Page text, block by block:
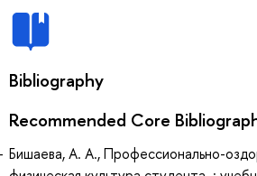
Bibliography
Recommended Core
Бишаева, А. А., Профессионально-